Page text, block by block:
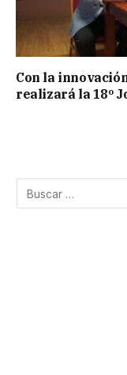
Con la
realizará la 18º